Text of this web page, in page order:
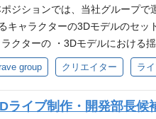
強化
体現できる方 自発的な貢献意欲
己成長を実感したい方 自身の
分まで品質にこだわれる方 互
様調整、納品管理 イベント当日
り、改善提案、ナレッジ化 業
（ライブ、ファンミーティング
験 ※販促、展示会などのイベン
社内ステークホルダーの折衝経
ディレクションまたはプロデュ
の業務経験 予算超過やスケジュ
ジションでは、当社グループ
キャラクターの3Dモデルのセ
クターの ・3Dモデルにおける
デリングやリギングもお任せし
・クライアントサイド：Unity
JIRA、Slack、Discord 等・
使用経験（年数不問） ・VRM /
group クリエイター ラ
ライブ制作・開発部長候